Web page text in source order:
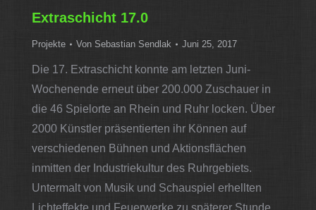
Extraschicht 17.0
Projekte Von Sebastian Sendlak Juni 25, 2017
Die 17. Extraschicht konnte am letzten Juni-
Wochenende erneut über 200.000 Zuschauer in
die 46 Spielorte an Rhein und Ruhr locken. Über
2000 Künstler präsentierten ihr Können auf
verschiedenen Bühnen und Aktionsflächen
inmitten der Industriekultur des Ruhrgebiets.
Untermalt von Musik und Schauspiel erhellten